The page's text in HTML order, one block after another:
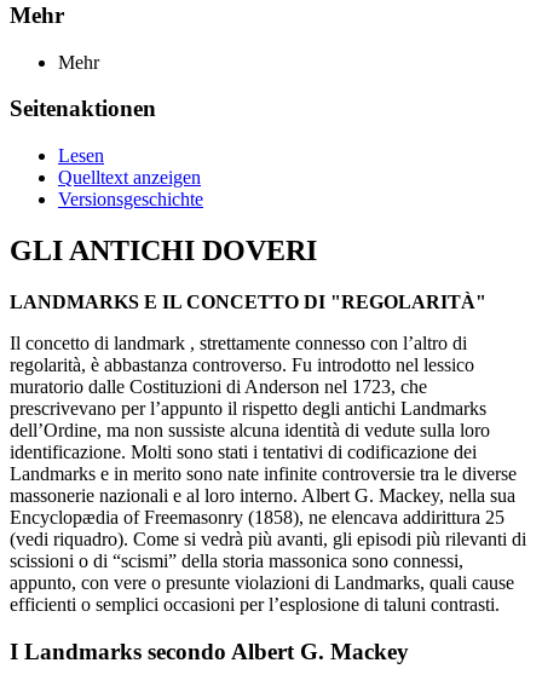
Mehr
Mehr
Seitenaktionen
Lesen
Quelltext anzeigen
Versionsgeschichte
GLI ANTICHI DOVERI
LANDMARKS E IL CONCETTO DI "REGOLARITÀ"
Il concetto di landmark , strettamente connesso con l’altro di
regolarità, è abbastanza controverso. Fu introdotto nel lessico
muratorio dalle Costituzioni di Anderson nel 1723, che
prescrivevano per l’appunto il rispetto degli antichi Landmarks
dell’Ordine, ma non sussiste alcuna identità di vedute sulla loro
identificazione. Molti sono stati i tentativi di codificazione dei
Landmarks e in merito sono nate infinite controversie tra le diverse
massonerie nazionali e al loro interno. Albert G. Mackey, nella sua
Encyclopædia of Freemasonry (1858), ne elencava addirittura 25
(vedi riquadro). Come si vedrà più avanti, gli episodi più rilevanti di
scissioni o di “scismi” della storia massonica sono connessi,
appunto, con vere o presunte violazioni di Landmarks, quali cause
efficienti o semplici occasioni per l’esplosione di taluni contrasti.
I Landmarks secondo Albert G. Mackey